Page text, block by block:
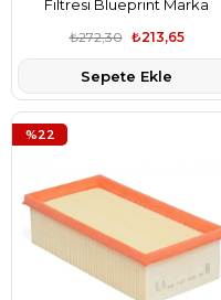
Filtresi Blueprint Marka
9674725580
₺213,65
₺272,30
Sepete Ekle
%22